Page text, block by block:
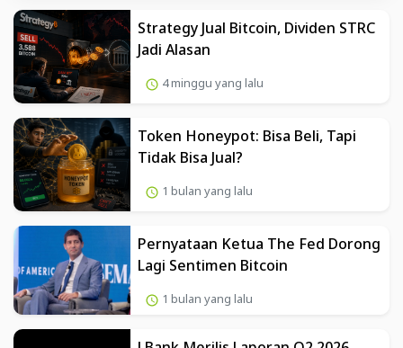
Strategy Jual Bitcoin, Dividen STRC
Jadi Alasan
4 minggu yang lalu
Token Honeypot: Bisa Beli, Tapi
Tidak Bisa Jual?
1 bulan yang lalu
Pernyataan Ketua The Fed Dorong
Lagi Sentimen Bitcoin
1 bulan yang lalu